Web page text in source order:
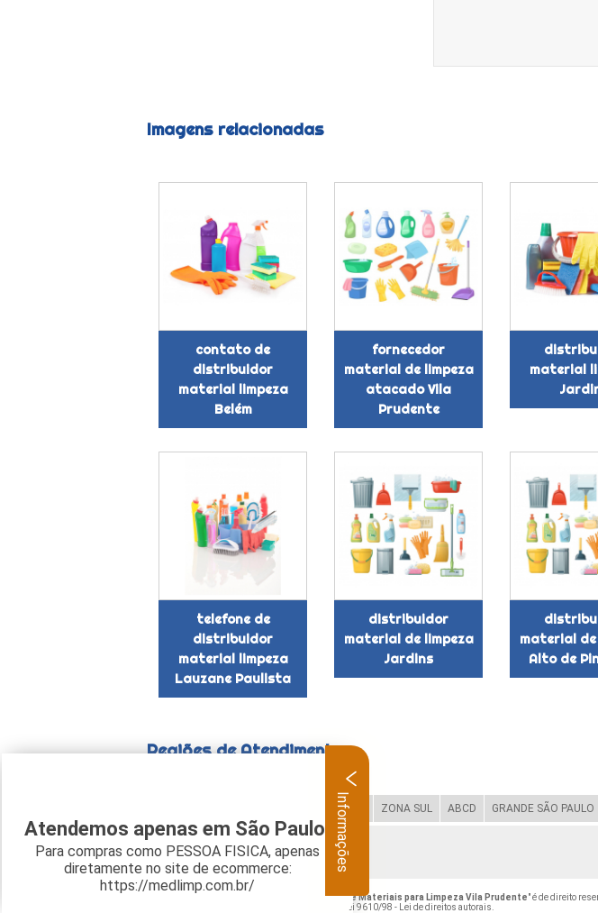
Imagens relacionadas
contato de
distribuidor
material limpeza
Belém
fornecedor
material de limpeza
atacado Vila
Prudente
material
telefone de
distribuidor
material limpeza
Lauzane Paulista
distribuidor
material de limpeza
Jardins
material de
Alto de
Regiões de Atendimento
ZONA OESTE ZONA SUL ABCD GRANDE SÃO PAULO
Verifique as regiões que atendemos
Telefone de Fornecedor de Materiais para Limpeza Vila Prudente" é de direito
Lei 9610/98 - Lei de direitos autorais
Atendemos apenas em São Paulo.
Para compras como PESSOA FISICA, apenas
diretamente no site de ecommerce:
https://medlimp.com.br/
Informações